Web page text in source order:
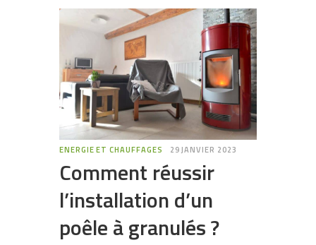
ENERGIE ET CHAUFFAGES 29 JANVIER 2023
Comment réussir
l’installation d’un
poêle à granulés ?